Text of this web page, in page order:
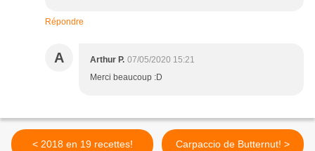
Répondre
A Arthur P. 07/05/2020 15:21
Merci beaucoup :D
< 2018 en 19 recettes! Carpaccio de Butternut! >